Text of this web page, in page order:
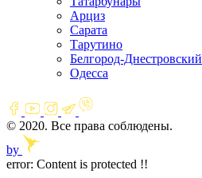
Арциз
Сарата
Тарутино
Белгород-Днестровский
Одесса
© 2020. Все права соблюдены.
by
error: Content is protected !!